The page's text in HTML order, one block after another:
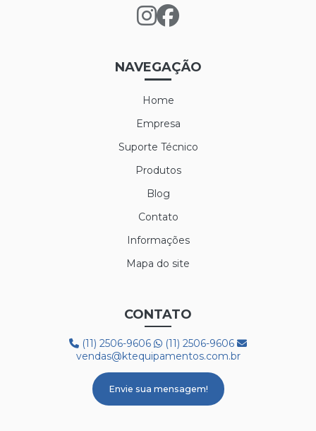
NAVEGAÇÃO
Home
Empresa
Suporte Técnico
Produtos
Blog
Contato
Informações
Mapa do site
CONTATO
(11) 2506-9606
(11) 2506-9606
vendas@ktequipamentos.com.br
Envie sua mensagem!